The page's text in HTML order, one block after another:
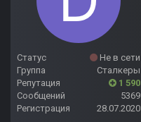
Статус
Не в сети
Группа
Сталкеры
Репутация
1 590
Сообщений
5369
Регистрация
28.07.2020